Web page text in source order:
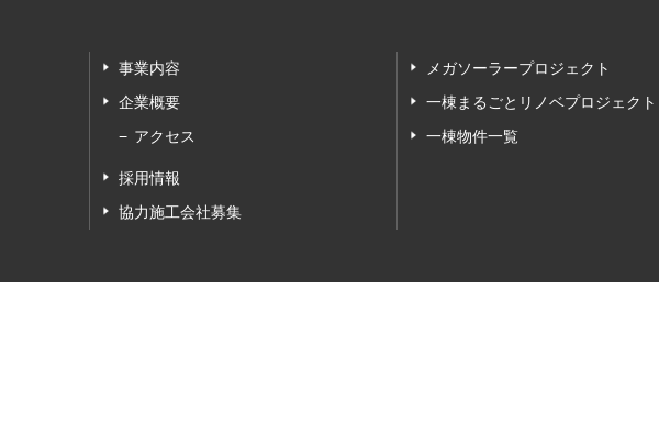
事業内容
企業概要
アクセス
採用情報
協力施工会社募集
メガソーラープロジェクト
一棟まるごとリノベプロジェクト
一棟物件一覧